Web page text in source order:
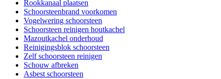
Rookkanaal plaatsen
Schoorsteenbrand voorkomen
Vogelwering schoorsteen
Schoorsteen reinigen houtkachel
Mazoutkachel onderhoud
Reinigingsblok schoorsteen
Zelf schoorsteen reinigen
Schouw afbreken
Asbest schoorsteen